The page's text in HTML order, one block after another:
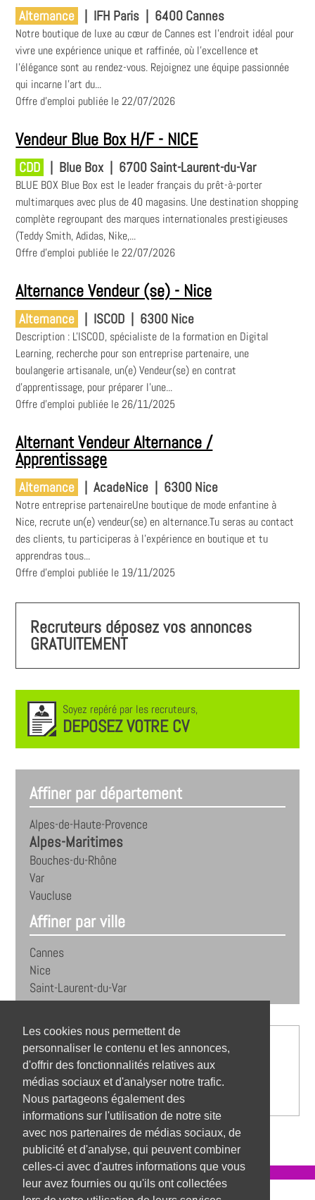
Les cookies nous permettent de
personnaliser le contenu et les annonces,
d'offrir des fonctionnalités relatives aux
médias sociaux et d'analyser notre trafic.
Nous partageons également des
informations sur l'utilisation de notre site
avec nos partenaires de médias sociaux, de
publicité et d'analyse, qui peuvent combiner
celles-ci avec d'autres informations que vous
leur avez fournies ou qu'ils ont collectées
Alternance | IFH Paris | 6400 Cannes
Notre boutique de luxe au cœur de Cannes est l'endroit idéal pour
vivre une expérience unique et raffinée, où l'excellence et
l'élégance sont au rendez-vous. Rejoignez une équipe passionnée
qui incarne l'art du...
Offre d'emploi publiée le 22/07/2026
Vendeur Blue Box H/F - NICE
CDD | Blue Box | 6700 Saint-Laurent-du-Var
BLUE BOX Blue Box est le leader français du prêt-à-porter
multimarques avec plus de 40 magasins. Une destination shopping
complète regroupant des marques internationales prestigieuses
(Teddy Smith, Adidas, Nike,...
Offre d'emploi publiée le 22/07/2026
Alternance Vendeur (se) - Nice
Alternance | ISCOD | 6300 Nice
Description : L'ISCOD, spécialiste de la formation en Digital
Learning, recherche pour son entreprise partenaire, une
boulangerie artisanale, un(e) Vendeur(se) en contrat
d'apprentissage, pour préparer l'une...
Offre d'emploi publiée le 26/11/2025
Alternant Vendeur Alternance /
Apprentissage
Alternance | AcadeNice | 6300 Nice
Notre entreprise partenaireUne boutique de mode enfantine à
Nice, recrute un(e) vendeur(se) en alternance.Tu seras au contact
des clients, tu participeras à l'expérience en boutique et tu
apprendras tous...
Offre d'emploi publiée le 19/11/2025
Recruteurs déposez vos annonces
GRATUITEMENT
Soyez repéré par les recruteurs,
DEPOSEZ VOTRE CV
Affiner par département
Alpes-de-Haute-Provence
Alpes-Maritimes
Bouches-du-Rhône
Var
Vaucluse
Affiner par ville
Cannes
Nice
Saint-Laurent-du-Var